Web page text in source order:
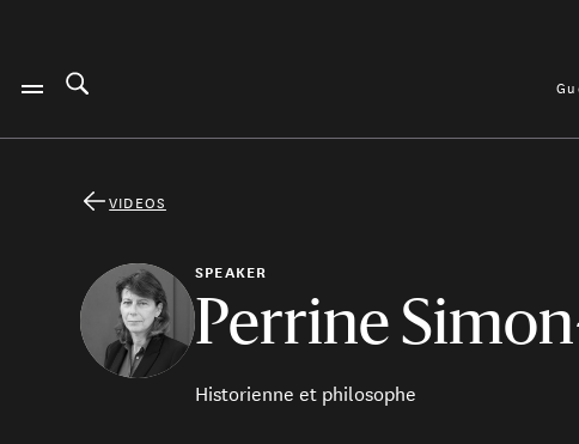
VIDEOS
SPEAKER
Perrine
Historienne et philosophe